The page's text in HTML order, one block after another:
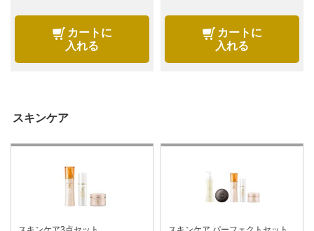
カートに
入れる
カートに
入れる
スキンケア